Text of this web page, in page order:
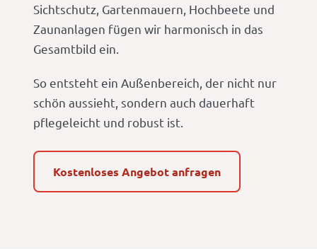
Sichtschutz, Gartenmauern, Hochbeete und
Zaunanlagen fügen wir harmonisch in das
Gesamtbild ein.
So entsteht ein Außenbereich, der nicht nur
schön aussieht, sondern auch dauerhaft
pflegeleicht und robust ist.
Kostenloses Angebot anfragen